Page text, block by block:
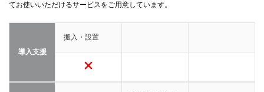
てお使いいただけるサービスをご用意しています。
導入支援
搬入・設置